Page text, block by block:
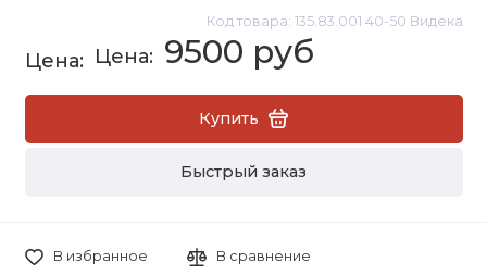
Код товара: 135.83.001 40-50 Видека
9500 руб
Купить
Быстрый заказ
В избранное В сравнение